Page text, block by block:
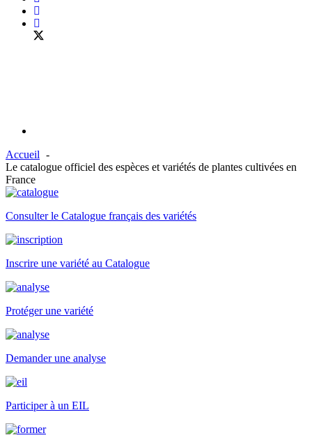
Accueil
Le catalogue officiel des espèces et variétés de plantes cultivées en
France
Consulter le Catalogue français des variétés
Inscrire une variété au Catalogue
Protéger une variété
Demander une analyse
Participer à un EIL